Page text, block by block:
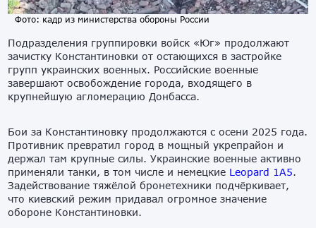
Фото: кадр из министерства обороны России
Подразделения группировки войск «Юг» продолжают
зачистку Константиновки от остающихся в застройке
групп украинских военных. Российские военные
завершают освобождение города, входящего в
крупнейшую агломерацию Донбасса.
Бои за Константиновку продолжаются с осени 2025 года.
Противник превратил город в мощный укрепрайон и
держал там крупные силы. Украинские военные активно
применяли танки, в том числе и немецкие Leopard 1A5.
Задействование тяжёлой бронетехники подчёркивает,
что киевский режим придавал огромное значение
обороне Константиновки.